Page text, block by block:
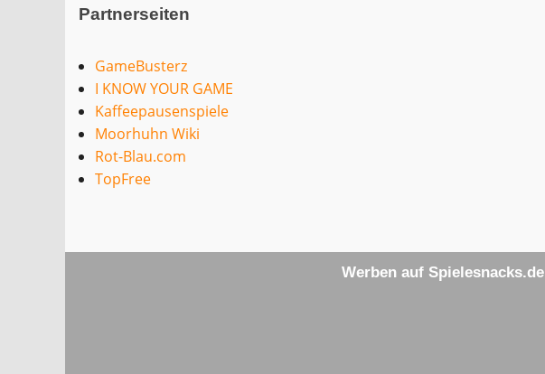
Partnerseiten
GameBusterz
I KNOW YOUR GAME
Kaffeepausenspiele
Moorhuhn Wiki
Rot-Blau.com
TopFree
Werben auf Spielesnacks.de